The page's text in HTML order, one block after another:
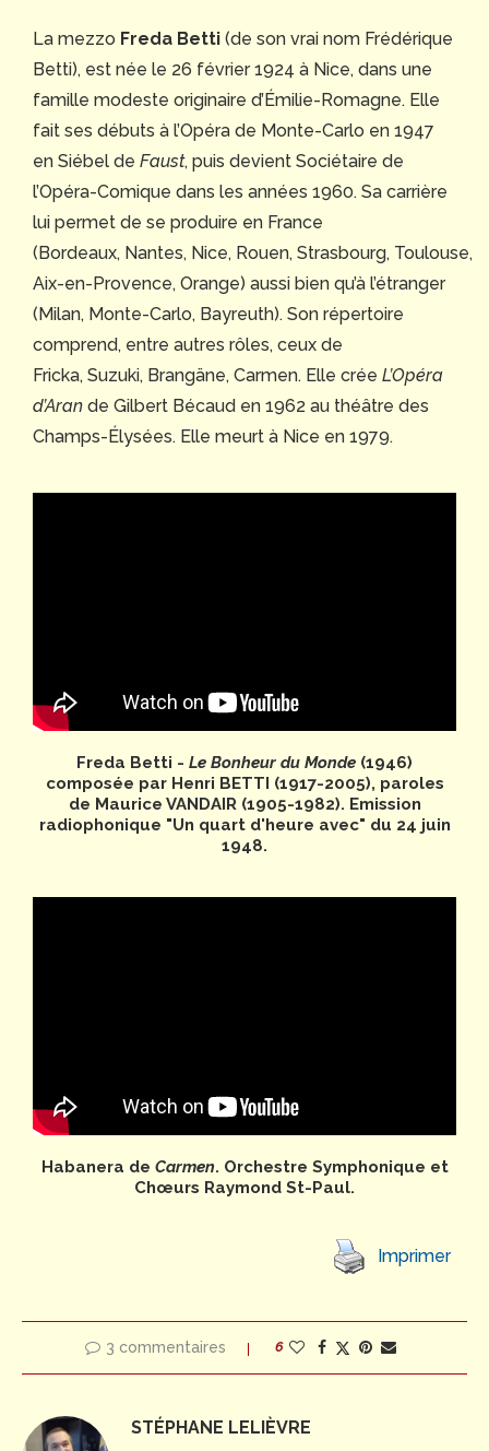
La mezzo Freda Betti (de son vrai nom Frédérique
Betti), est née le 26 février 1924 à Nice, dans une
famille modeste originaire d’Émilie-Romagne. Elle
fait ses débuts à l’Opéra de Monte-Carlo en 1947
en Siébel de Faust, puis devient Sociétaire de
l’Opéra-Comique dans les années 1960. Sa carrière
lui permet de se produire en France
(Bordeaux, Nantes, Nice, Rouen, Strasbourg, Toulouse,
Aix-en-Provence, Orange) aussi bien qu’à l’étranger
(Milan, Monte-Carlo, Bayreuth). Son répertoire
comprend, entre autres rôles, ceux de
Fricka, Suzuki, Brangäne, Carmen. Elle crée L’Opéra
d’Aran de Gilbert Bécaud en 1962 au théâtre des
Champs-Élysées. Elle meurt à Nice en 1979.
Freda Betti - Le Bonheur du Monde (1946)
composée par Henri BETTI (1917-2005), paroles
de Maurice VANDAIR (1905-1982). Emission
radiophonique "Un quart d'heure avec" du 24 juin
1948.
Habanera de Carmen. Orchestre Symphonique et
Chœurs Raymond St-Paul.
Imprimer
3 commentaires 6
STÉPHANE LELIÈVRE